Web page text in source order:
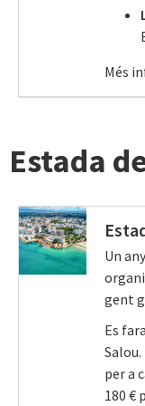
Més
Estada
Un
gent
Es
per a
180 €